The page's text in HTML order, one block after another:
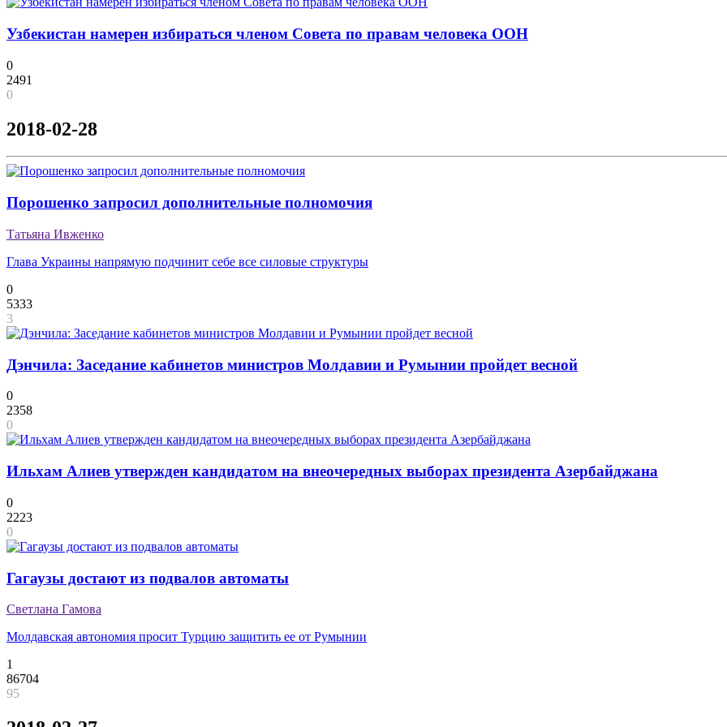
Узбекистан намерен избираться членом Совета по правам человека ООН
0
2491
0
2018-02-28
Порошенко запросил дополнительные полномочия
Татьяна Ивженко
Глава Украины напрямую подчинит себе все силовые структуры
0
5333
3
Дэнчила: Заседание кабинетов министров Молдавии и Румынии пройдет весной
0
2358
0
Ильхам Алиев утвержден кандидатом на внеочередных выборах президента Азербайджана
0
2223
0
Гагаузы достают из подвалов автоматы
Светлана Гамова
Молдавская автономия просит Турцию защитить ее от Румынии
1
86704
95